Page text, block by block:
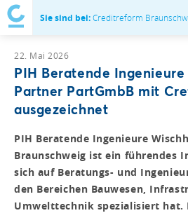
Sie sind bei:Creditreform
22. Mai 2026
PIH Beratende
Partner PartGmbB mit
ausgezeichnet
PIH Beratende Ingenieure
Braunschweig ist ein führendes
sich auf Beratungs- und
den Bereichen Bauwesen,
Umwelttechnik spezialisiert hat.